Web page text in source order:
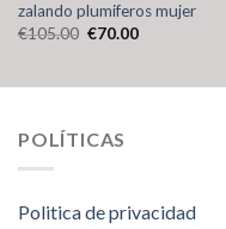
zalando plumiferos mujer
€105.00 €70.00
POLÍTICAS
Politica de privacidad